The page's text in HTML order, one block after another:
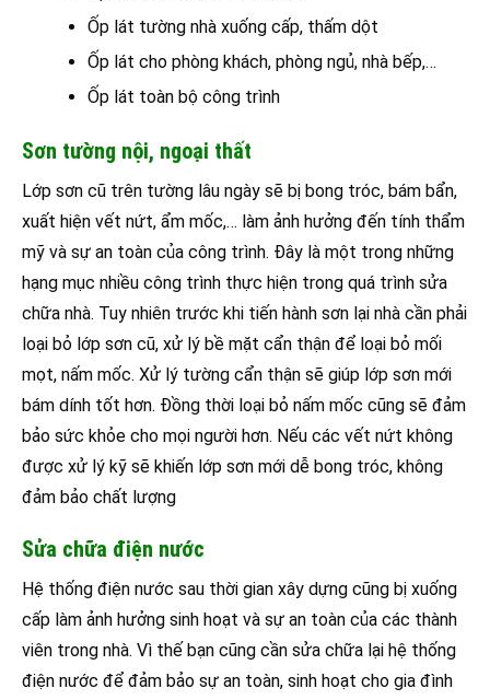
Ốp lát tường nhà xuống cấp, thấm dột
Ốp lát cho phòng khách, phòng ngủ, nhà bếp,…
Ốp lát toàn bộ công trình
Sơn tường nội, ngoại thất
Lớp sơn cũ trên tường lâu ngày sẽ bị bong tróc, bám bẩn,
xuất hiện vết nứt, ẩm mốc,… làm ảnh hưởng đến tính thẩm
mỹ và sự an toàn của công trình. Đây là một trong những
hạng mục nhiều công trình thực hiện trong quá trình sửa
chữa nhà. Tuy nhiên trước khi tiến hành sơn lại nhà cần phải
loại bỏ lớp sơn cũ, xử lý bề mặt cẩn thận để loại bỏ mối
mọt, nấm mốc. Xử lý tường cẩn thận sẽ giúp lớp sơn mới
bám dính tốt hơn. Đồng thời loại bỏ nấm mốc cũng sẽ đảm
bảo sức khỏe cho mọi người hơn. Nếu các vết nứt không
được xử lý kỹ sẽ khiến lớp sơn mới dễ bong tróc, không
đảm bảo chất lượng
Sửa chữa điện nước
Hệ thống điện nước sau thời gian xây dựng cũng bị xuống
cấp làm ảnh hưởng sinh hoạt và sự an toàn của các thành
viên trong nhà. Vì thế bạn cũng cần sửa chữa lại hệ thống
điện nước để đảm bảo sự an toàn, sinh hoạt cho gia đình